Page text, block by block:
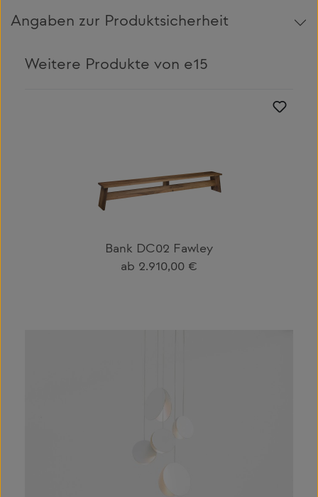
Angaben zur Produktsicherheit
Weitere Produkte von e15
Bank DC02 Fawley
Regulärer Preis:
ab 2.910,00 €